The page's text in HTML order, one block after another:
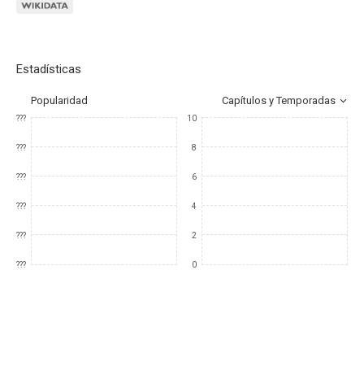
Estadísticas
Popularidad Capítulos y Temporadas
???
???
???
???
???
???
10
8
6
4
2
0